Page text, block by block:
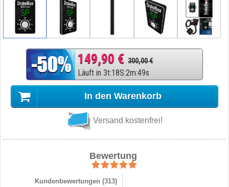
149,90 € 300,00 €
Läuft in 3t:18S:2m:48s
In den Warenkorb
Versand kostenfrei!
Bewertung
Kundenbewertungen (313)